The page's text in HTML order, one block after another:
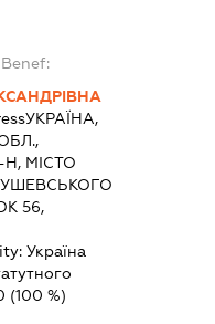
УКРАЇНА,
МІСТО
56,
Україна
(100 %)